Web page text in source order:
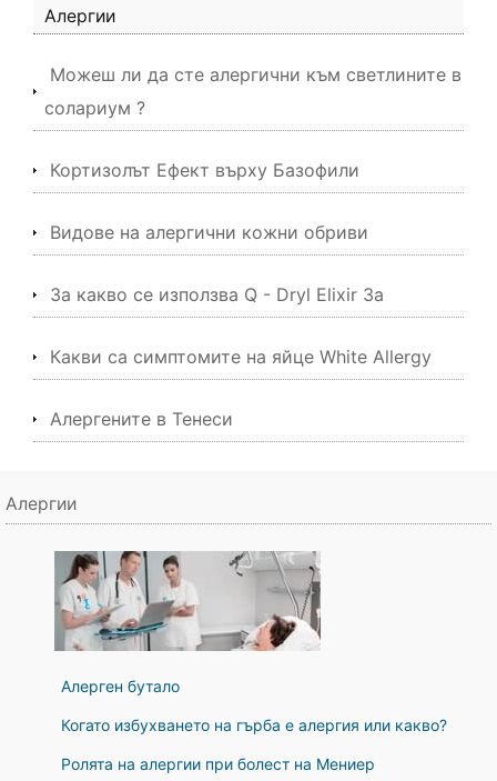
Алергии
Можеш ли да сте алергични към светлините в
солариум ?
Кортизолът Ефект върху Базофили
Видове на алергични кожни обриви
За какво се използва Q - Dryl Elixir За
Какви са симптомите на яйце White Allergy
Алергените в Тенеси
Алергии
Алерген бутало
Когато избухването на гърба е алергия или какво?
Ролята на алергии при болест на Мениер